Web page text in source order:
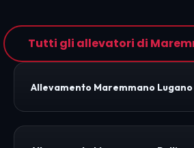
Tutti gli allevatori di
Allevamento Maremmano Lugano